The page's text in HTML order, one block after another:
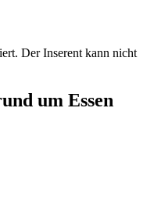
Der Inserent kann nicht
um Essen